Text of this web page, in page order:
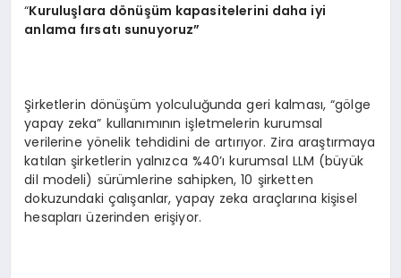
“Kuruluşlara dönüşüm kapasitelerini daha iyi
anlama fırsatı sunuyoruz”
Şirketlerin dönüşüm yolculuğunda geri kalması, “gölge
yapay zeka” kullanımının işletmelerin kurumsal
verilerine yönelik tehdidini de artırıyor. Zira araştırmaya
katılan şirketlerin yalnızca %40’ı kurumsal LLM (büyük
dil modeli) sürümlerine sahipken, 10 şirketten
dokuzundaki çalışanlar, yapay zeka araçlarına kişisel
hesapları üzerinden erişiyor.